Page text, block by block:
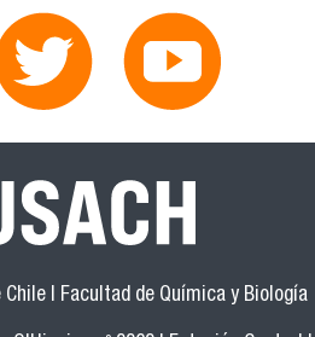
| Facultad de Química y Biología